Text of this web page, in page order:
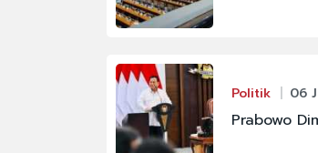
Politik 06
Prabowo